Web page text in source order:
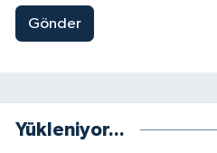
Gönder
Yükleniyor...